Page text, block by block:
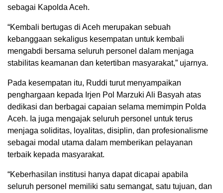
sebagai Kapolda Aceh.
“Kembali bertugas di Aceh merupakan sebuah
kebanggaan sekaligus kesempatan untuk kembali
mengabdi bersama seluruh personel dalam menjaga
stabilitas keamanan dan ketertiban masyarakat,” ujarnya.
Pada kesempatan itu, Ruddi turut menyampaikan
penghargaan kepada Irjen Pol Marzuki Ali Basyah atas
dedikasi dan berbagai capaian selama memimpin Polda
Aceh. Ia juga mengajak seluruh personel untuk terus
menjaga soliditas, loyalitas, disiplin, dan profesionalisme
sebagai modal utama dalam memberikan pelayanan
terbaik kepada masyarakat.
“Keberhasilan institusi hanya dapat dicapai apabila
seluruh personel memiliki satu semangat, satu tujuan, dan